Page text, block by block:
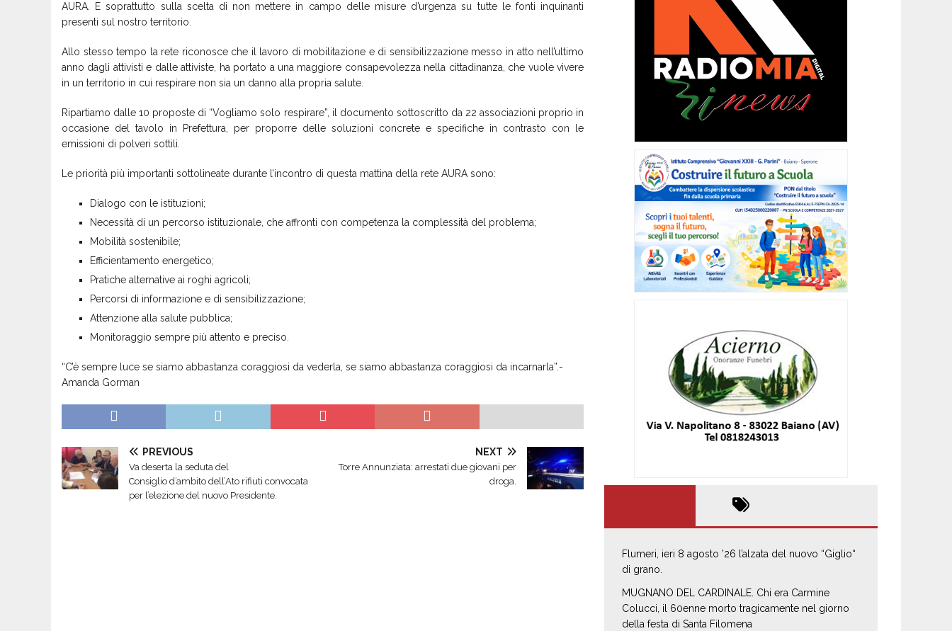
AURA. E soprattutto sulla scelta di non mettere in campo delle misure d’urgenza su tutte le fonti inquinanti
presenti sul nostro territorio.
Allo stesso tempo la rete riconosce che il lavoro di mobilitazione e di sensibilizzazione messo in atto nell’ultimo
anno dagli attivisti e dalle attiviste, ha portato a una maggiore consapevolezza nella cittadinanza, che vuole vivere
in un territorio in cui respirare non sia un danno alla propria salute.
Ripartiamo dalle 10 proposte di “Vogliamo solo respirare”, il documento sottoscritto da 22 associazioni proprio in
occasione del tavolo in Prefettura, per proporre delle soluzioni concrete e specifiche in contrasto con le
emissioni di polveri sottili.
Le priorità più importanti sottolineate durante l’incontro di questa mattina della rete AURA sono:
Dialogo con le istituzioni;
Necessità di un percorso istituzionale, che affronti con competenza la complessità del problema;
Mobilità sostenibile;
Efficientamento energetico;
Pratiche alternative ai roghi agricoli;
Percorsi di informazione e di sensibilizzazione;
Attenzione alla salute pubblica;
Monitoraggio sempre più attento e preciso.
“C’è sempre luce se siamo abbastanza coraggiosi da vederla, se siamo abbastanza coraggiosi da incarnarla”.-
Amanda Gorman
PREVIOUS
Va deserta la seduta del
Consiglio d’ambito dell’Ato rifiuti convocata
per l’elezione del nuovo Presidente.
NEXT
Torre Annunziata: arrestati due giovani per
droga.
Flumeri, ieri 8 agosto ’26 l’alzata del nuovo “Giglio“
di grano.
MUGNANO DEL CARDINALE. Chi era Carmine
Colucci, il 60enne morto tragicamente nel giorno
della festa di Santa Filomena